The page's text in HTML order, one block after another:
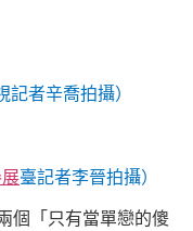
者辛喬拍攝）
臺記者李晉拍攝）
個「只有當單戀的傻